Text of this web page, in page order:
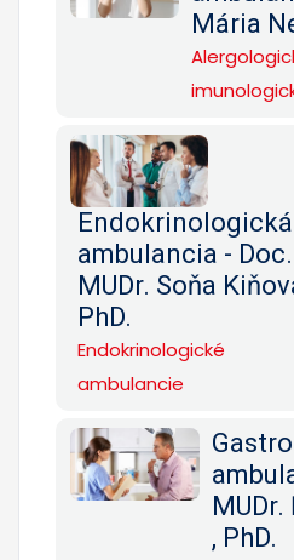
Mária
Endokrinologická
ambulancia - Doc.
MUDr. Soňa
PhD.
Endokrinologické
ambulancie
, PhD.